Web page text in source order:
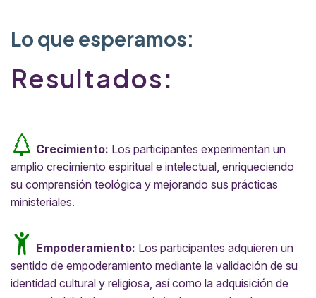
Lo que esperamos:
Resultados:
Crecimiento: Los participantes experimentan un
amplio crecimiento espiritual e intelectual, enriqueciendo
su comprensión teológica y mejorando sus prácticas
ministeriales.
Empoderamiento: Los participantes adquieren un
sentido de empoderamiento mediante la validación de su
identidad cultural y religiosa, así como la adquisición de